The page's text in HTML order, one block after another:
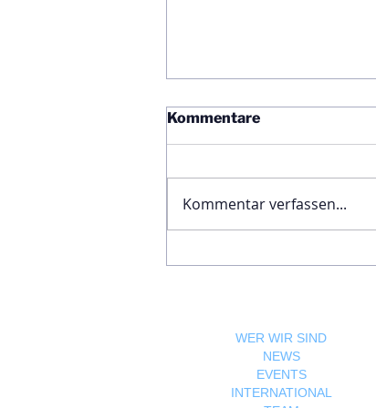
Ägypten und Österreich
Kommentare
Kommentar verfassen...
WER WIR SIND
NEWS
EVENTS
INTERNATIONAL